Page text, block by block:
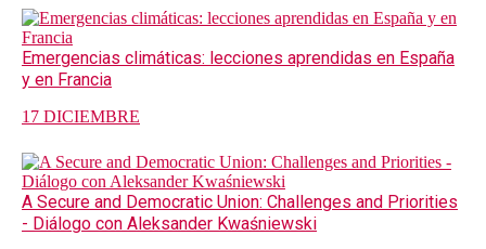
Emergencias climáticas: lecciones aprendidas en España
y en Francia
17 DICIEMBRE
A Secure and Democratic Union: Challenges and Priorities
- Diálogo con Aleksander Kwaśniewski